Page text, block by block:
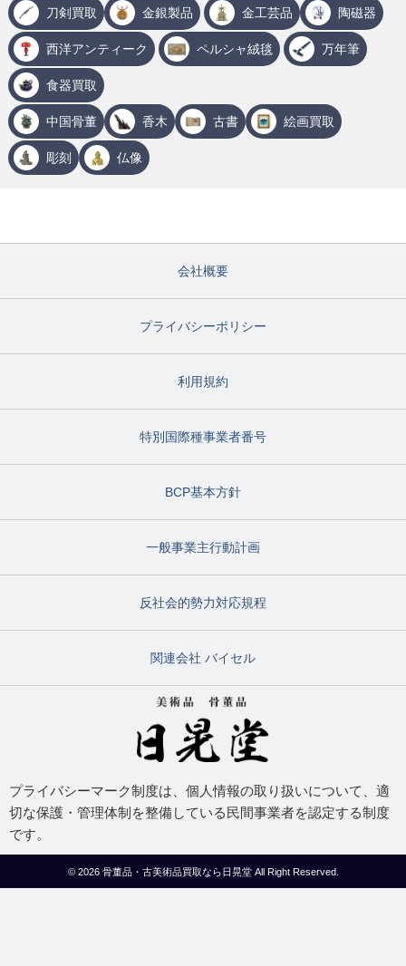
刀剣買取 金銀製品 金工芸品 陶磁器
西洋アンティーク ペルシャ絨毯 万年筆
食器買取
中国骨董 香木 古書 絵画買取
彫刻 仏像
会社概要
プライバシーポリシー
利用規約
特別国際種事業者番号
BCP基本方針
一般事業主行動計画
反社会的勢力対応規程
関連会社 バイセル
プライバシーマーク制度は、個人情報の取り扱いについて、適
切な保護・管理体制を整備している民間事業者を認定する制度
です。
© 2026 骨董品・古美術品買取なら日晃堂 All Right Reserved.